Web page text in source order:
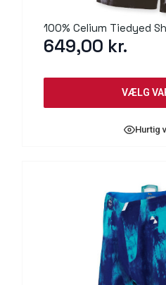
100% Celium Tiedyed
649,00 kr.
VÆLG
Hurtig